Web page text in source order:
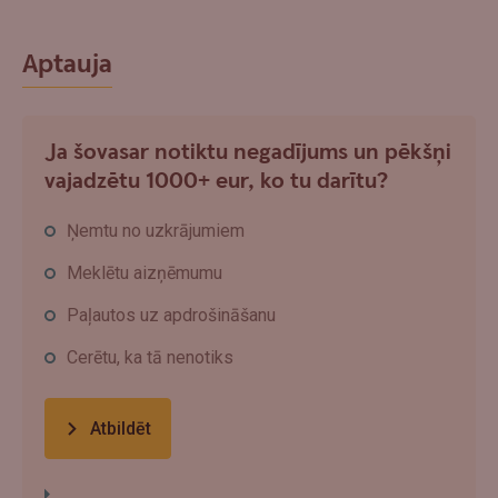
Aptauja
Ja šovasar notiktu negadījums un pēkšņi
vajadzētu 1000+ eur, ko tu darītu?
Ņemtu no uzkrājumiem
Meklētu aizņēmumu
Paļautos uz apdrošināšanu
Cerētu, ka tā nenotiks
Atbildēt